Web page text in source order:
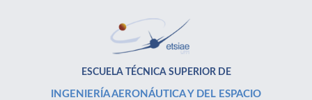
ESCUELA TÉCNICA SUPERIOR DE
INGENIERÍA AERONÁUTICA Y DEL ESPACIO